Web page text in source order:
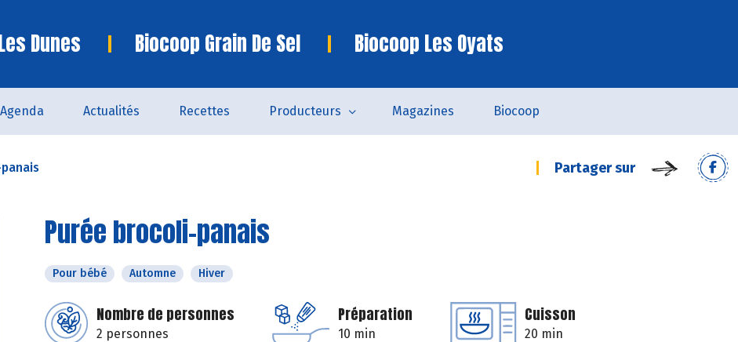
Dunes Biocoop Grain De Sel Biocoop Les Oyats
Agenda Actualités Recettes Producteurs Magazines Biocoop
Partager sur
Purée brocoli-panais
Pour bébé Automne Hiver
Nombre de personnes
2 personnes
Préparation
10 min
Cuisson
20 min